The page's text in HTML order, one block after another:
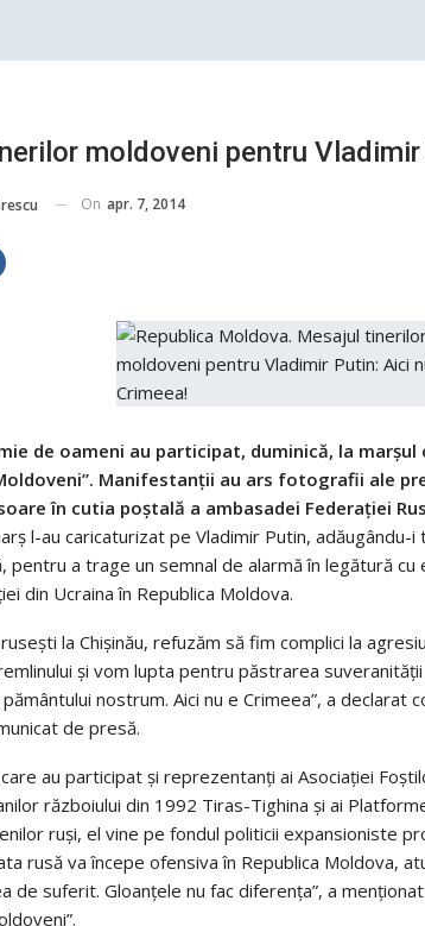
moldoveni pentru
On apr. 7, 2014
de oameni au participat, duminică, la marșul
Manifestanții au ars fotografii ale
în cutia poștală a ambasadei Federației
l-au caricaturizat pe Vladimir Putin,
pentru a trage un semnal de alarmă în legătură cu
din Ucraina în Republica Moldova.
la Chișinău, refuzăm să fim complici la
și vom lupta pentru păstrarea
nostrum. Aici nu e Crimeea”, a declarat
de presă.
au participat și reprezentanți ai Asociației
războiului din 1992 Tiras-Tighina și ai
ruși, el vine pe fondul politicii expansioniste
rusă va începe ofensiva în Republica Moldova,
de suferit. Gloanțele nu fac diferența”, a